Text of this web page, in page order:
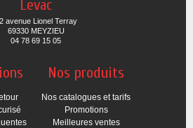
Levac
avenue Lionel Terray
69330 MEYZIEU
04 78 69 15 05
Nos produits
Nos catalogues et tarifs
Promotions
Meilleures ventes